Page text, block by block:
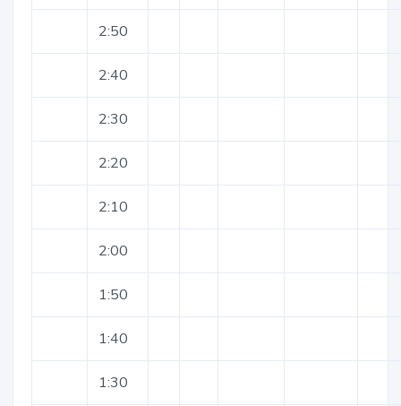
2:50
2:40
2:30
2:20
2:10
2:00
1:50
1:40
1:30